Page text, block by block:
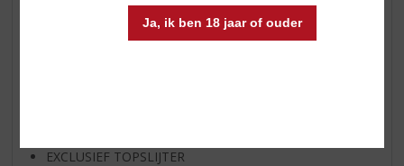
Ja, ik ben 18 jaar of ouder
WIJN VAN DE MAAND
EXCLUSIEF TOPSLIJTER